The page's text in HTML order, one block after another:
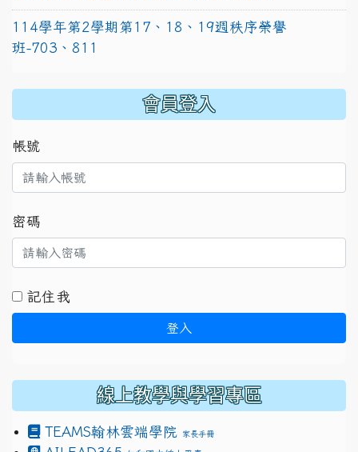
114學年第2學期第17、18、19週秩序榮譽
班-703、811
會員登入
帳號
密碼
記住我
登入
線上教學與學習專區
TEAMS翰林雲端學院 家長手冊